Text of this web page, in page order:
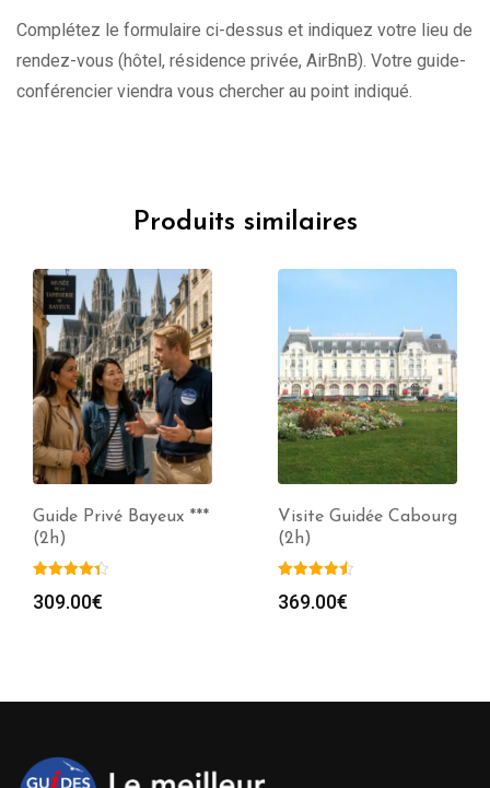
Complétez le formulaire ci-dessus et indiquez votre lieu de
rendez-vous (hôtel, résidence privée, AirBnB). Votre guide-
conférencier viendra vous chercher au point indiqué.
Produits similaires
Guide Privé Bayeux ***
(2h)
309.00€
Visite Guidée Cabourg
(2h)
369.00€